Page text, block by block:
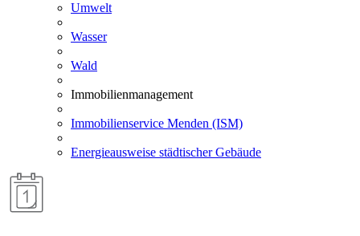
Umwelt
Wasser
Wald
Immobilienmanagement
Immobilienservice Menden (ISM)
Energieausweise städtischer Gebäude